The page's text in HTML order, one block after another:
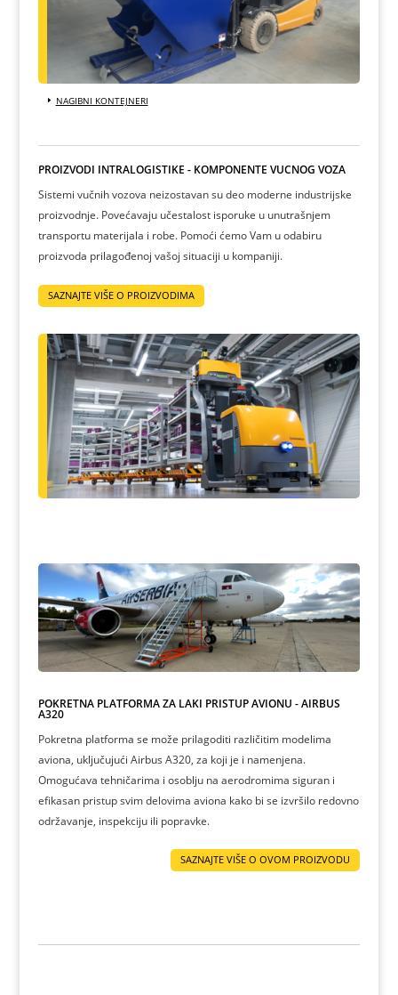
NAGIBNI KONTEJNERI
PROIZVODI INTRALOGISTIKE - KOMPONENTE VUČNOG VOZA
Sistemi vučnih vozova neizostavan su deo moderne industrijske
proizvodnje. Povećavaju učestalost isporuke u unutrašnjem
transportu materijala i robe. Pomoći ćemo Vam u odabiru
proizvoda prilagođenoj vašoj situaciji u kompaniji.
SAZNAJTE VIŠE O PROIZVODIMA
POKRETNA PLATFORMA ZA LAKI PRISTUP AVIONU - AIRBUS
A320
Pokretna platforma se može prilagoditi različitim modelima
aviona, uključujući Airbus A320, za koji je i namenjena.
Omogućava tehničarima i osoblju na aerodromima siguran i
efikasan pristup svim delovima aviona kako bi se izvršilo redovno
održavanje, inspekciju ili popravke.
SAZNAJTE VIŠE O OVOM PROIZVODU